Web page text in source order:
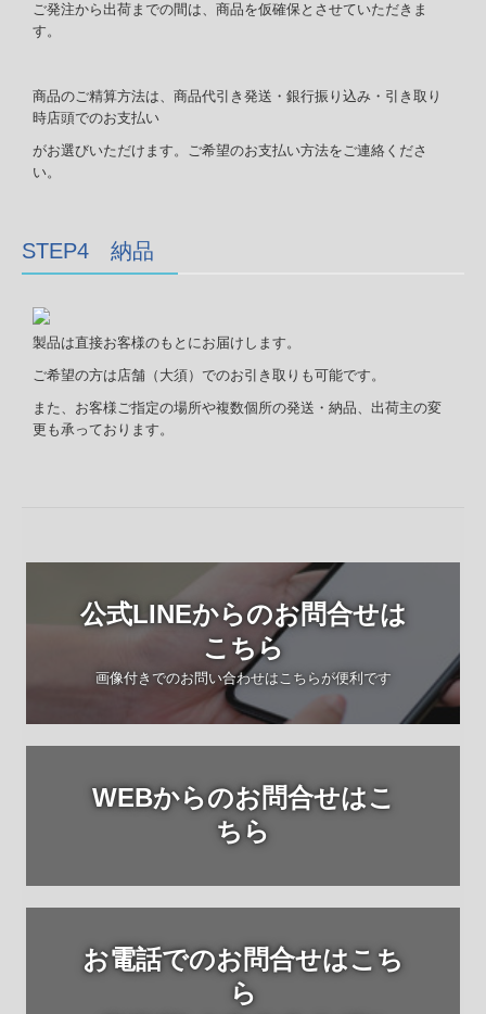
ご発注から出荷までの間は、商品を仮確保とさせていただきま
す。
商品のご精算方法は、商品代引き発送・銀行振り込み・引き取り
時店頭でのお支払い
がお選びいただけます。ご希望のお支払い方法をご連絡くださ
い。
STEP4 納品
製品は直接お客様のもとにお届けします。
ご希望の方は店舗（大須）でのお引き取りも可能です。
また、お客様ご指定の場所や複数個所の発送・納品、 出荷主の変
更も承っております。
公式LINEからのお問合せは
こちら
画像付きでのお問い合わせはこちらが便利です
WEBからのお問合せはこ
ちら
お電話でのお問合せはこち
ら